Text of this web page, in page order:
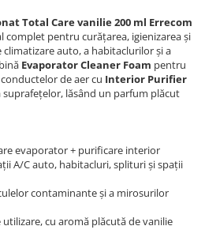
Total Care vanilie 200 ml Errecom
pentru curățarea, igienizarea și
auto, a habitaclurilor și a
Evaporator Cleaner Foam pentru
de aer cu Interior Purifier
lăsând un parfum plăcut
evaporator + purificare interior
A/C auto, habitacluri, splituri și spații
contaminante și a mirosurilor
cu aromă plăcută de vanilie